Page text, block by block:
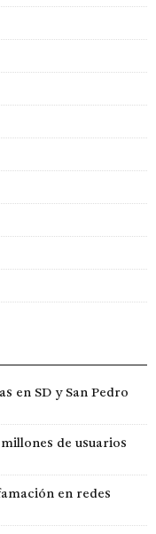
en SD y San Pedro
de usuarios
en redes